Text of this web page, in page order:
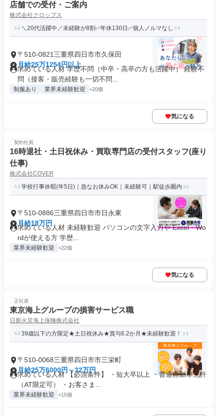
店舗での受付・ご案内
株式会社クロップス
＼20代活躍中／未経験が8割✅年休130日✅個人ノルマなし
〒510-0821三重県四日市市久保田
月給25万1254円以上
求めている人材 学歴不問（中卒・高卒の方も活躍中） 経験不
問（接客・販売経験も一切不問...
制服あり 業界未経験歓迎 +20個
気になる
契約社員
16時退社・土日祝休み・買取専門店の受付スタッフ(座り
仕事)
株式会社COVER
学校行事休暇(年5日)｜急なお休みOK｜未経験可｜駅徒歩圏内
〒510-0886三重県四日市市日永東
月給18万円
求めている人材 未経験歓迎 パソコンの文字入力や Excel・Wo
rdが使える方 学歴...
業界未経験歓迎 +22個
気になる
正社員
東京海上グループの損害サービス職
日新火災海上保険株式会社
39歳以下の方限定★土日祝休み★賞与6.2か月★未経験歓迎！
〒510-0068三重県四日市市三栄町
月給25万6000円～32万円
求めている人材 【必須条件】 ・短大卒以上 ・普通自動車免許
（AT限定可） ・お客さま...
業界未経験歓迎 +15個